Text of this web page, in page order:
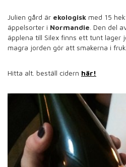
Julien gård är ekologisk med 15
äppelsorter i Normandie . Den del
äpplena till Silex finns ett tunt lager
magra jorden gör att smakerna i
Hitta alt. beställ cidern här!